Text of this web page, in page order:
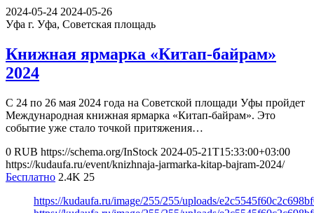
2024-05-24 2024-05-26
Уфа г. Уфа, Советская площадь
Книжная ярмарка «Китап-байрам»
2024
С 24 по 26 мая 2024 года на Советской площади Уфы пройдет
Международная книжная ярмарка «Китап-байрам». Это
событие уже стало точкой притяжения…
0 RUB https://schema.org/InStock 2024-05-21T15:33:00+03:00
https://kudaufa.ru/event/knizhnaja-jarmarka-kitap-bajram-2024/
Бесплатно 2.4K 25
https://kudaufa.ru/image/255/255/uploads/